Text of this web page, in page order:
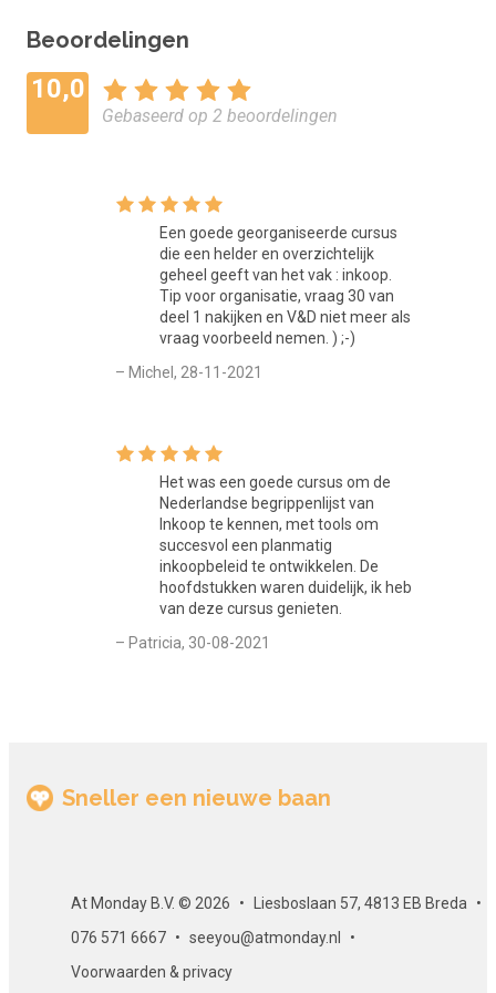
Vaardigheden
Als je deze online training wilt inzetten binnen de opleiding
die je volgt, dan werk je aan de volgende vaardigheden en
bouwen en netwerken, Vakdeskundigheid toepassen,
Materialen en middelen inzetten, Plannen en organiseren,
Ondernemend en commercieel handelen.
Lesmaterialen
De cursus 'Slim inkopen voor je bedrijf' bestaat uit een e-
learning met audio- en videomateriaal.
Deze cursus is opgebouwd uit diverse e-learning
leerobjecten. Aan het einde van de cursus is er een
Aantal modules
Deze cursus bestaat uit 2 modules.
Certificaat
plaatsen. Zo ontwikkel je je en laat je het ook aan anderen
Beoordelingen
10,0
Gebaseerd op 2 beoordelingen
Een goede georganiseerde cursus
die een helder en overzichtelijk
geheel geeft van het vak : inkoop.
Tip voor organisatie, vraag 30 van
deel 1 nakijken en V&D niet meer als
vraag voorbeeld nemen. ) ;-)
– Michel, 28-11-2021
Het was een goede cursus om de
Nederlandse begrippenlijst van
Inkoop te kennen, met tools om
succesvol een planmatig
inkoopbeleid te ontwikkelen. De
hoofdstukken waren duidelijk, ik heb
van deze cursus genieten.
– Patricia, 30-08-2021
Sneller een nieuwe baan
At Monday B.V. © 2026
Liesboslaan 57, 4813 EB Breda
076 571 6667
seeyou@atmonday.nl
Voorwaarden & privacy